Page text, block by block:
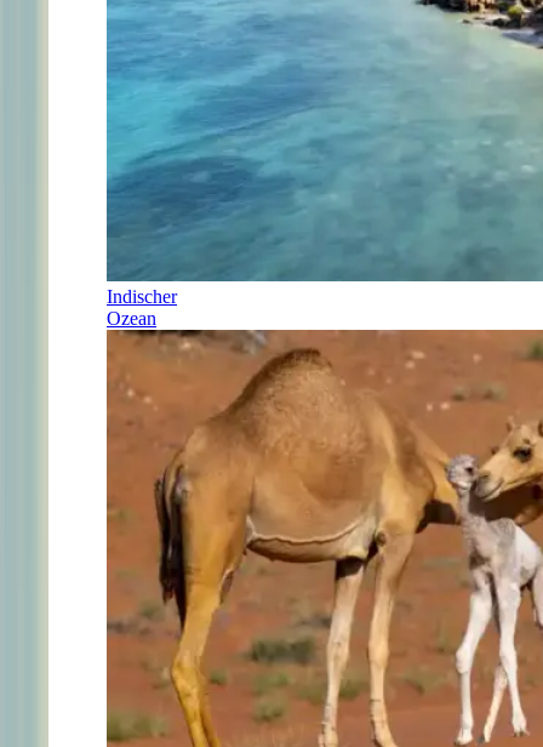
Indischer
Ozean